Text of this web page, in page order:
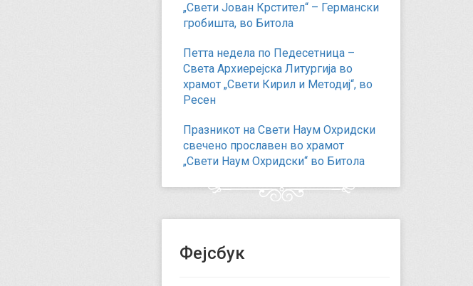
„Свети Јован Крстител“ – Германски
гробишта, во Битола
Петта недела по Педесетница –
Света Архиерејска Литургија во
храмот „Свети Кирил и Методиј“, во
Ресен
Празникот на Свети Наум Охридски
свечено прославен во храмот
„Свети Наум Охридски“ во Битола
Фејсбук